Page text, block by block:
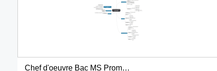
Chef d'oeuvre Bac MS Promo 2022